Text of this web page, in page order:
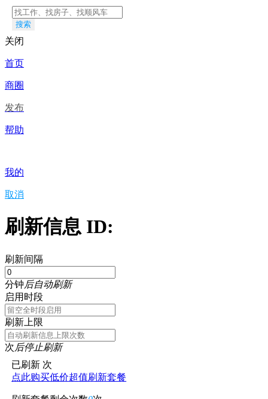
搜索
关闭
首页
商圈
发布
帮助
我的
取消
刷新信息 ID:
刷新间隔
分钟后自动刷新
启用时段
刷新上限
次后停止刷新
已刷新 次
点此购买低价超值刷新套餐